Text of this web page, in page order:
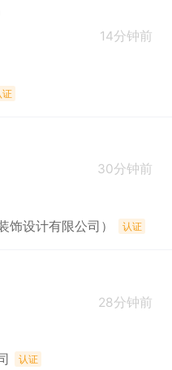
14分钟前
证
30分钟前
饰设计有限公司） 认证
28分钟前
认证